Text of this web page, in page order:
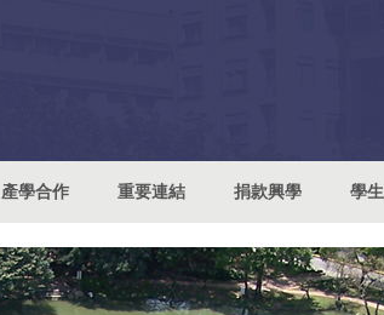
產學合作 重要連結 捐款興學 學生